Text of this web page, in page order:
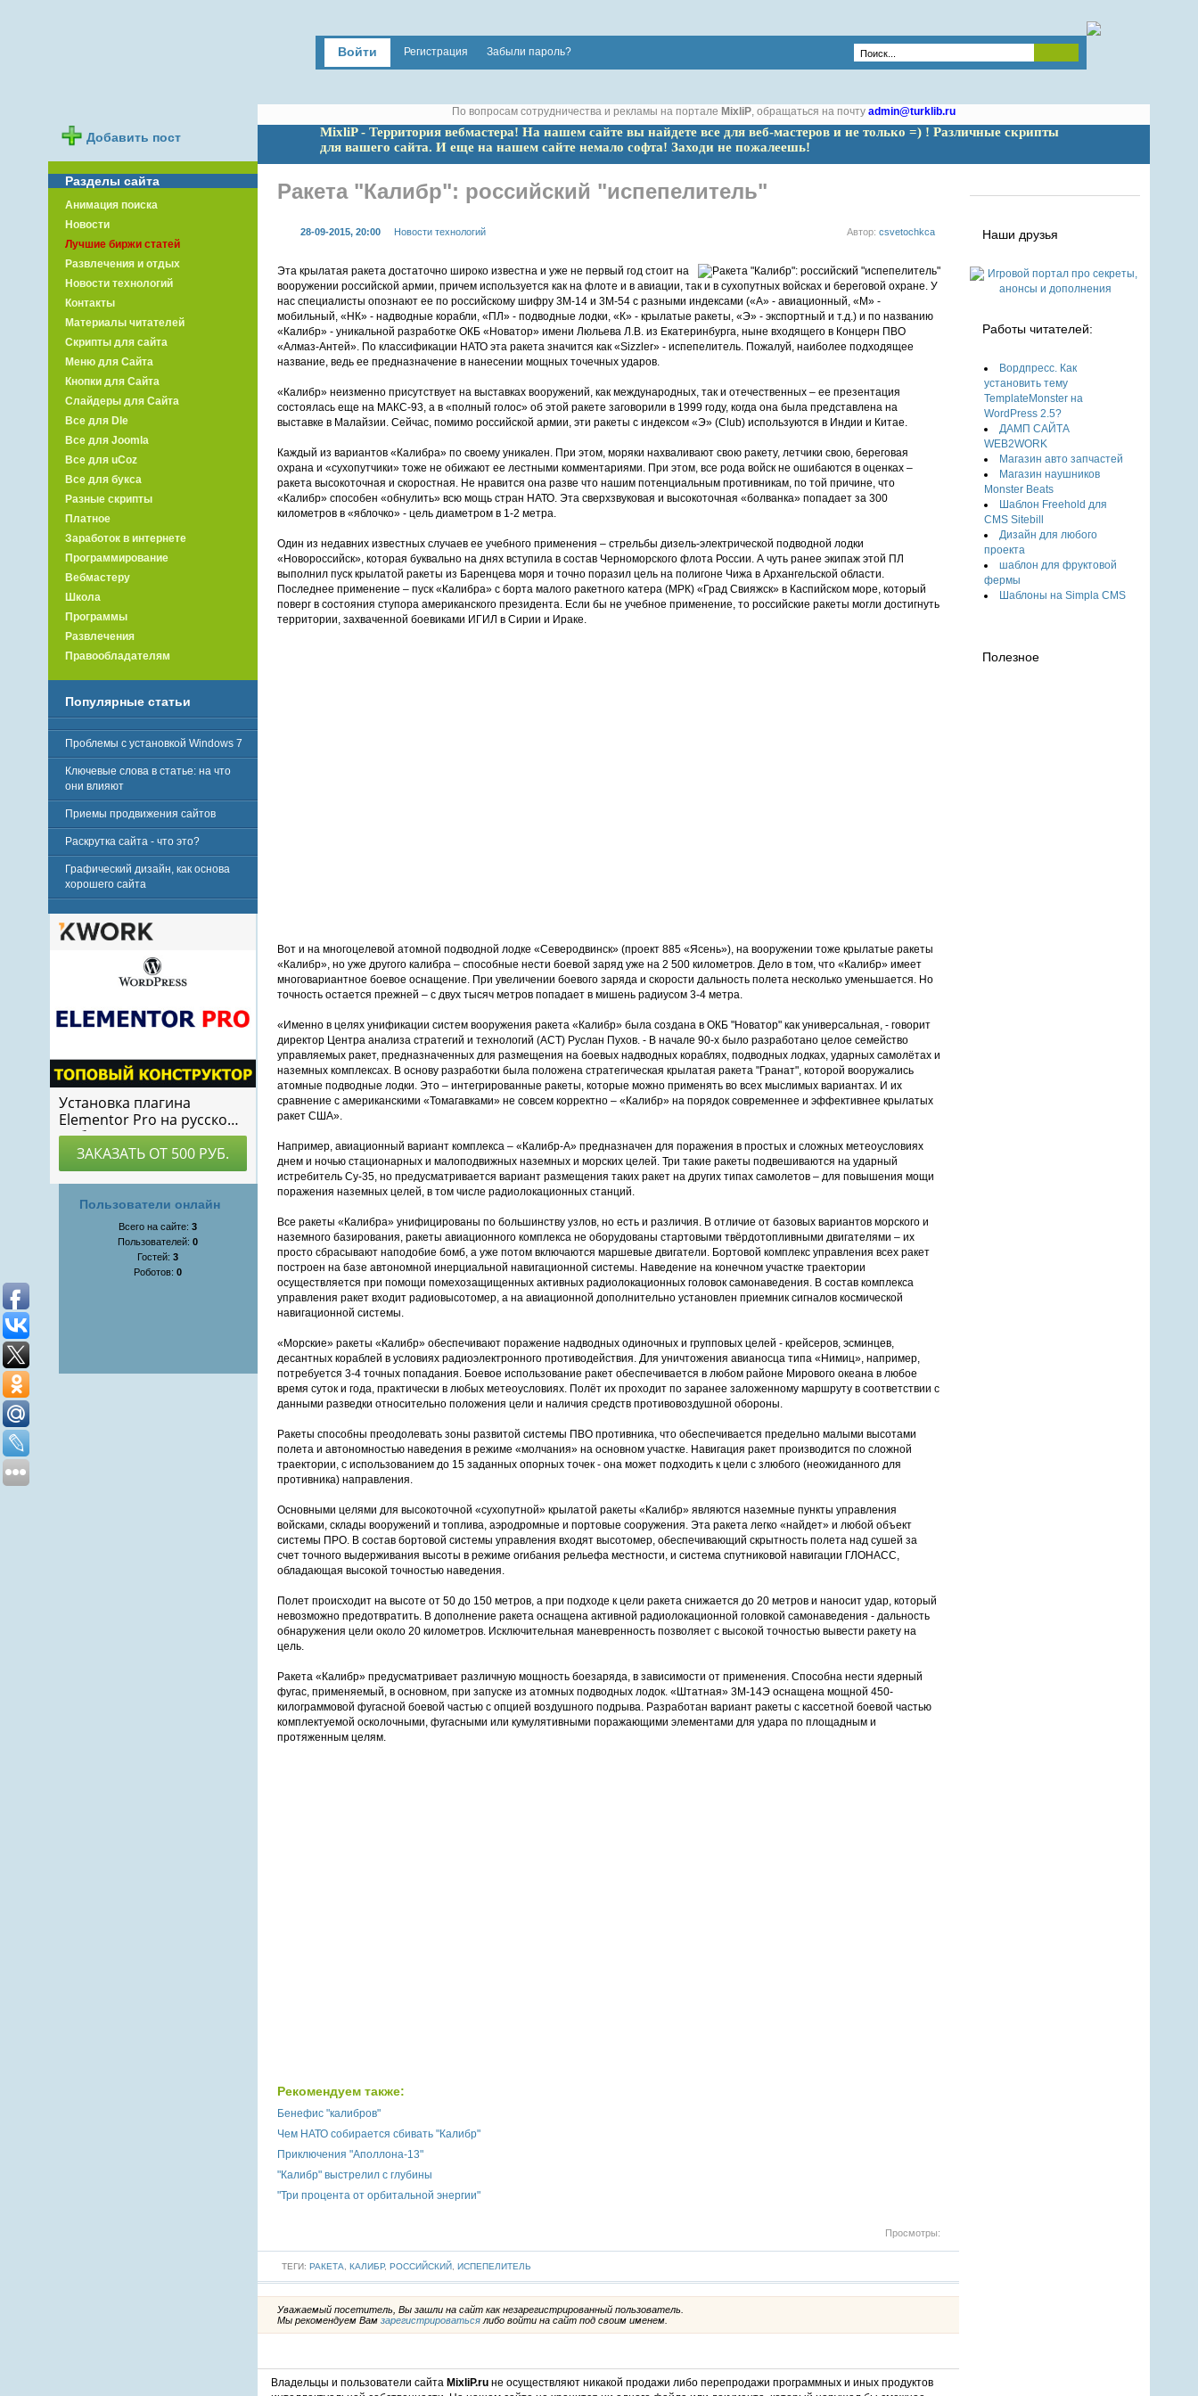
Войти Регистрация Забыли пароль?
По вопросам сотрудничества и рекламы на портале MixliP, обращаться на почту admin@turklib.ru
MixliP - Территория вебмастера! На нашем сайте вы найдете все для веб-мастеров и не только =) ! Различные скрипты
для вашего сайта. И еще на нашем сайте немало софта! Заходи не пожалеешь!
Ракета "Калибр": российский "испепелитель"
Автор:csvetochkca
28-09-2015, 20:00 Новости технологий
Эта крылатая ракета достаточно широко известна и уже не первый год стоит на
вооружении российской армии, причем используется как на флоте и в авиации, так и в сухопутных войсках и береговой охране. У
нас специалисты опознают ее по российскому шифру 3М-14 и 3М-54 с разными индексами («А» - авиационный, «М» -
мобильный, «НК» - надводные корабли, «ПЛ» - подводные лодки, «К» - крылатые ракеты, «Э» - экспортный и т.д.) и по названию
«Калибр» - уникальной разработке ОКБ «Новатор» имени Люльева Л.В. из Екатеринбурга, ныне входящего в Концерн ПВО
«Алмаз-Антей». По классификации НАТО эта ракета значится как «Sizzler» - испепелитель. Пожалуй, наиболее подходящее
название, ведь ее предназначение в нанесении мощных точечных ударов.
«Калибр» неизменно присутствует на выставках вооружений, как международных, так и отечественных – ее презентация
состоялась еще на МАКС-93, а в «полный голос» об этой ракете заговорили в 1999 году, когда она была представлена на
выставке в Малайзии. Сейчас, помимо российской армии, эти ракеты с индексом «Э» (Club) используются в Индии и Китае.
Каждый из вариантов «Калибра» по своему уникален. При этом, моряки нахваливают свою ракету, летчики свою, береговая
охрана и «сухопутчики» тоже не обижают ее лестными комментариями. При этом, все рода войск не ошибаются в оценках –
ракета высокоточная и скоростная. Не нравится она разве что нашим потенциальным противникам, по той причине, что
«Калибр» способен «обнулить» всю мощь стран НАТО. Эта сверхзвуковая и высокоточная «болванка» попадает за 300
километров в «яблочко» - цель диаметром в 1-2 метра.
Один из недавних известных случаев ее учебного применения – стрельбы дизель-электрической подводной лодки
«Новороссийск», которая буквально на днях вступила в состав Черноморского флота России. А чуть ранее экипаж этой ПЛ
выполнил пуск крылатой ракеты из Баренцева моря и точно поразил цель на полигоне Чижа в Архангельской области.
Последнее применение – пуск «Калибра» с борта малого ракетного катера (МРК) «Град Свияжск» в Каспийском море, который
поверг в состояния ступора американского президента. Если бы не учебное применение, то российские ракеты могли достигнуть
территории, захваченной боевиками ИГИЛ в Сирии и Ираке.
Вот и на многоцелевой атомной подводной лодке «Северодвинск» (проект 885 «Ясень»), на вооружении тоже крылатые ракеты
«Калибр», но уже другого калибра – способные нести боевой заряд уже на 2 500 километров. Дело в том, что «Калибр» имеет
многовариантное боевое оснащение. При увеличении боевого заряда и скорости дальность полета несколько уменьшается. Но
точность остается прежней – с двух тысяч метров попадает в мишень радиусом 3-4 метра.
«Именно в целях унификации систем вооружения ракета «Калибр» была создана в ОКБ "Новатор" как универсальная, - говорит
директор Центра анализа стратегий и технологий (АСТ) Руслан Пухов. - В начале 90-х было разработано целое семейство
управляемых ракет, предназначенных для размещения на боевых надводных кораблях, подводных лодках, ударных самолётах и
наземных комплексах. В основу разработки была положена стратегическая крылатая ракета "Гранат", которой вооружались
атомные подводные лодки. Это – интегрированные ракеты, которые можно применять во всех мыслимых вариантах. И их
сравнение с американскими «Томагавками» не совсем корректно – «Калибр» на порядок современнее и эффективнее крылатых
ракет США».
Например, авиационный вариант комплекса – «Калибр-А» предназначен для поражения в простых и сложных метеоусловиях
днем и ночью стационарных и малоподвижных наземных и морских целей. Три такие ракеты подвешиваются на ударный
истребитель Су-35, но предусматривается вариант размещения таких ракет на других типах самолетов – для повышения мощи
поражения наземных целей, в том числе радиолокационных станций.
Все ракеты «Калибра» унифицированы по большинству узлов, но есть и различия. В отличие от базовых вариантов морского и
наземного базирования, ракеты авиационного комплекса не оборудованы стартовыми твёрдотопливными двигателями – их
просто сбрасывают наподобие бомб, а уже потом включаются маршевые двигатели. Бортовой комплекс управления всех ракет
построен на базе автономной инерциальной навигационной системы. Наведение на конечном участке траектории
осуществляется при помощи помехозащищенных активных радиолокационных головок самонаведения. В состав комплекса
управления ракет входит радиовысотомер, а на авиационной дополнительно установлен приемник сигналов космической
навигационной системы.
«Морские» ракеты «Калибр» обеспечивают поражение надводных одиночных и групповых целей - крейсеров, эсминцев,
десантных кораблей в условиях радиоэлектронного противодействия. Для уничтожения авианосца типа «Нимиц», например,
потребуется 3-4 точных попадания. Боевое использование ракет обеспечивается в любом районе Мирового океана в любое
время суток и года, практически в любых метеоусловиях. Полёт их проходит по заранее заложенному маршруту в соответствии с
данными разведки относительно положения цели и наличия средств противовоздушной обороны.
Ракеты способны преодолевать зоны развитой системы ПВО противника, что обеспечивается предельно малыми высотами
полета и автономностью наведения в режиме «молчания» на основном участке. Навигация ракет производится по сложной
траектории, с использованием до 15 заданных опорных точек - она может подходить к цели с злюбого (неожиданного для
противника) направления.
Основными целями для высокоточной «сухопутной» крылатой ракеты «Калибр» являются наземные пункты управления
войсками, склады вооружений и топлива, аэродромные и портовые сооружения. Эта ракета легко «найдет» и любой объект
системы ПРО. В состав бортовой системы управления входят высотомер, обеспечивающий скрытность полета над сушей за
счет точного выдерживания высоты в режиме огибания рельефа местности, и система спутниковой навигации ГЛОНАСС,
обладающая высокой точностью наведения.
Полет происходит на высоте от 50 до 150 метров, а при подходе к цели ракета снижается до 20 метров и наносит удар, который
невозможно предотвратить. В дополнение ракета оснащена активной радиолокационной головкой самонаведения - дальность
обнаружения цели около 20 километров. Исключительная маневренность позволяет с высокой точностью вывести ракету на
цель.
Ракета «Калибр» предусматривает различную мощность боезаряда, в зависимости от применения. Способна нести ядерный
фугас, применяемый, в основном, при запуске из атомных подводных лодок. «Штатная» 3М-14Э оснащена мощной 450-
килограммовой фугасной боевой частью с опцией воздушного подрыва. Разработан вариант ракеты с кассетной боевой частью
комплектуемой осколочными, фугасными или кумулятивными поражающими элементами для удара по площадным и
протяженным целям.
Рекомендуем также:
Бенефис "калибров"
Чем НАТО собирается сбивать "Калибр"
Приключения "Аполлона-13"
"Калибр" выстрелил с глубины
"Три процента от орбитальной энергии"
Просмотры:
ТЕГИ: РАКЕТА КАЛИБР, РОССИЙСКИЙ, ИСПЕПЕЛИТЕЛЬ
Уважаемый посетитель, Вы зашли на сайт как незарегистрированный пользователь.
Мы рекомендуем Вам зарегистрироватьсялибо войти на сайт под своим именем.
Владельцы и пользователи сайта MixliP.ruне осуществляют никакой продажи либо перепродажи программных и иных продуктов
Наши друзья
Работы читателей:
Вордпресс. Как
установить тему
TemplateMonster на
WordPress 2.5?
ДАМП САЙТА
WEB2WORK
Магазин авто запчастей
Магазин наушников
Monster Beats
Шаблон Freehold для
CMS Sitebill
Дизайн для любого
проекта
шаблон для фруктовой
фермы
Шаблоны на Simpla CMS
Полезное
Добавить пост
Разделы сайта
Анимация поиска
Новости
Лучшие биржи статей
Развлечения и отдых
Новости технологий
Контакты
Материалы читателей
Скрипты для сайта
Меню для Сайта
Кнопки для Сайта
Слайдеры для Сайта
Все для Dle
Все для Joomla
Все для uCoz
Все для букса
Разные скрипты
Платное
Заработок в интернете
Программирование
Вебмастеру
Школа
Программы
Развлечения
Правообладателям
Популярные статьи
Проблемы с установкой Windows 7
Ключевые слова в статье: на что
они влияют
Приемы продвижения сайтов
Раскрутка сайта - что это?
Графический дизайн, как основа
хорошего сайта
Пользователи онлайн
Всего на сайте:3
Пользователей:0
Гостей:3
Роботов:0